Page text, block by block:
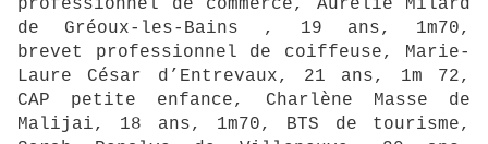
professionnel de commerce, Aurelie Milard
de Gréoux-les-Bains , 19 ans, 1m70,
brevet professionnel de coiffeuse, Marie-
Laure César d’Entrevaux, 21 ans, 1m 72,
CAP petite enfance, Charlène Masse de
Malijai, 18 ans, 1m70, BTS de tourisme,